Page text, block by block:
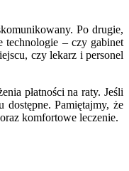
Po drugie,
technologie – czy gabinet
czy lekarz i personel
płatności na raty. Jeśli
Pamiętajmy, że
komfortowe leczenie.